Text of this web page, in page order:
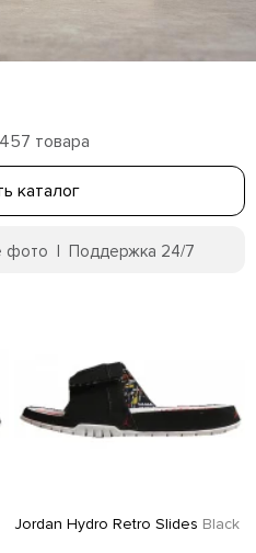
товара
каталог
фото | Поддержка 24/7
Jordan Hydro Retro Slides Black